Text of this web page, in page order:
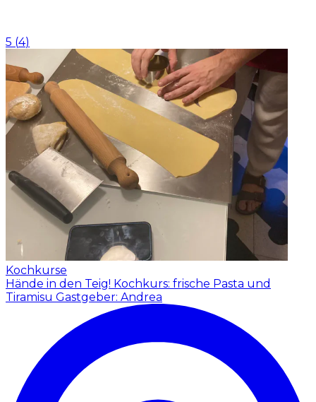
5 (4)
Kochkurse
Hände in den Teig! Kochkurs: frische Pasta und
Tiramisu Gastgeber: Andrea